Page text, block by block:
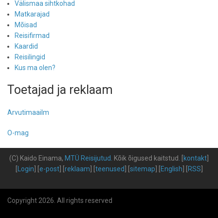
Välismaa sihtkohad
Matkarajad
Mõisad
Reisifirmad
Kaardid
Reisilingid
Kus ma olen?
Toetajad ja reklaam
Arvutimaailm
O-mag
(C) Kaido Einama, MTÜ Reisijutud Kõik õigused kaitstud kontakt
Login e-post] [ reklaam teenused sitemap English RSS
Copyright 2026. All rights reserved